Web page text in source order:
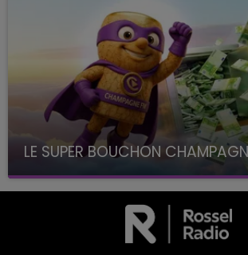
LE SUPER BOUCHON
avec La Famille Champagne FM, à